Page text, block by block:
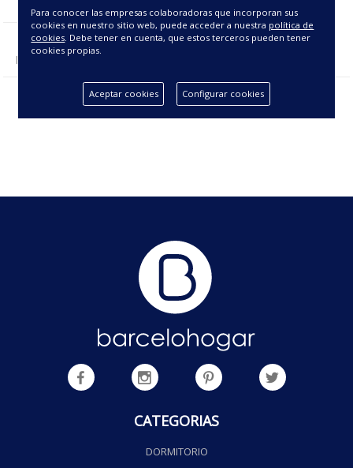
Mostrando 1 - 1 de 1 producto(s).
CATEGORIAS
DORMITORIO
Para conocer las empresas colaboradoras que incorporan sus
cookies en nuestro sitio web, puede acceder a nuestra política de
cookies. Debe tener en cuenta, que estos terceros pueden tener
cookies propias.
Aceptar cookies Configurar cookies